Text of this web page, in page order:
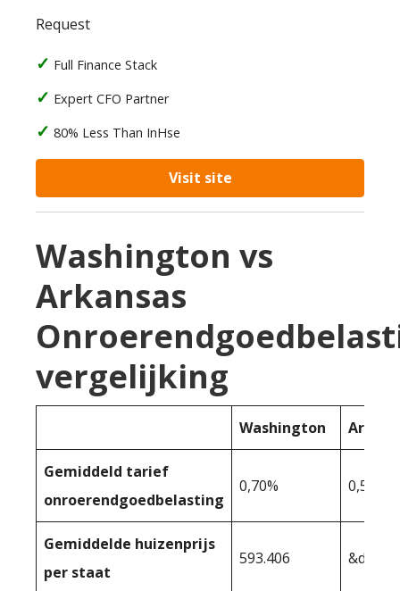
Request
Full Finance Stack
Expert CFO Partner
80% Less Than InHse
Visit site
Washington vs
Arkansas
vergelijking
Washington
Gemiddeld tarief
onroerendgoedbelasting
0,70% 0,53%
Gemiddelde huizenprijs
per staat
593.406